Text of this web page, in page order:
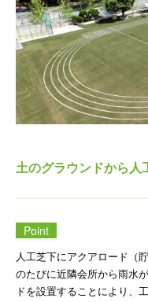
お問い合わせ
本社
法人ギフト用胡
土のグラウンドから人
Point
人工芝下にアクアロード（
のたびに近隣会所から雨水
ドを設置することにより、